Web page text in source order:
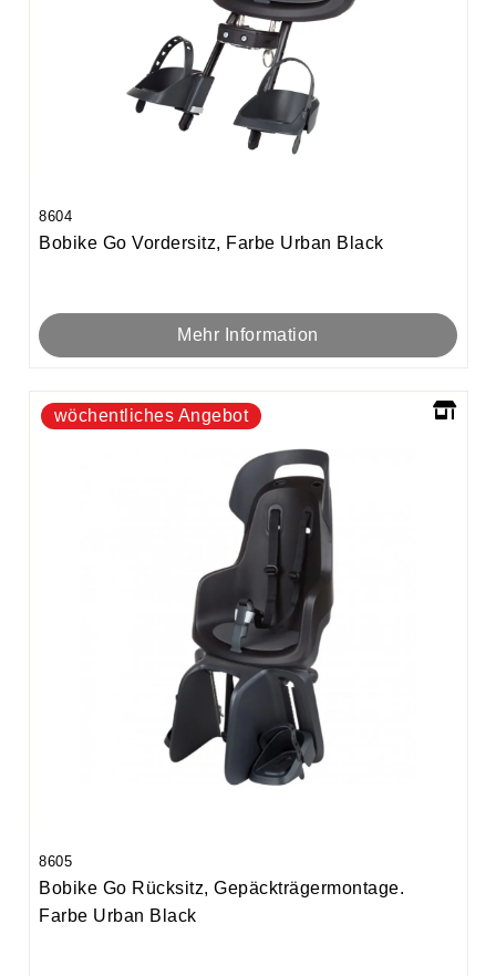
8604
Bobike Go Vordersitz, Farbe Urban Black
Mehr Information
8605
Bobike Go Rücksitz, Gepäckträgermontage.
Farbe Urban Black
wöchentliches Angebot